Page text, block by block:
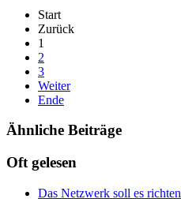
Start
Zurück
1
2
3
Weiter
Ende
Ähnliche Beiträge
Oft gelesen
Das Netzwerk soll es richten